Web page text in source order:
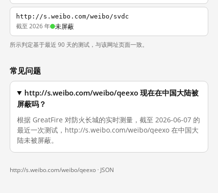
http://s.weibo.com/weibo/svdc
截至 2026 年 未屏蔽
所示判定基于最近 90 天的测试，与该网址页面一致。
常见问题
http://s.weibo.com/weibo/qeexo 现在在中国大陆被
屏蔽吗？
根据 GreatFire 对防火长城的实时测量，截至 2026-06-07 的
最近一次测试，http://s.weibo.com/weibo/qeexo 在中国大
陆未被屏蔽。
http://s.weibo.com/weibo/qeexo · JSON